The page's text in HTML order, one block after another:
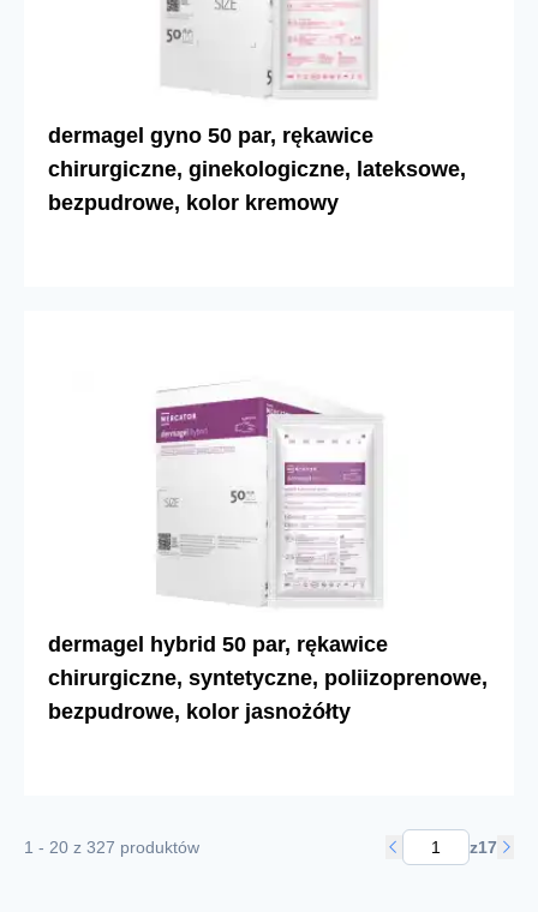
dermagel gyno 50 par, rękawice
chirurgiczne, ginekologiczne, lateksowe,
bezpudrowe, kolor kremowy
dermagel hybrid 50 par, rękawice
chirurgiczne, syntetyczne, poliizoprenowe,
bezpudrowe, kolor jasnożółty
1 - 20 z 327 produktów z17